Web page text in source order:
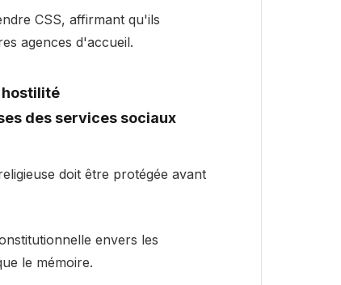
CSS, affirmant qu'ils
agences d'accueil.
des services sociaux
doit être protégée avant
envers les
le mémoire.